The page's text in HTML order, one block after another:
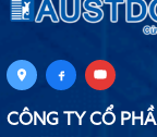
CÔNG TY CỔ